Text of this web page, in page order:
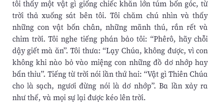
tôi thấy một vật gì giống chiếc khăn lớn túm bốn góc, từ
trời thả xuống sát bên tôi. Tôi chăm chú nhìn và thấy
những con vật bốn chân, những mãnh thú, rắn rết và
chim trời. Tôi nghe tiếng phán bảo tôi: “Phêrô, hãy chỗi
dậy giết mà ăn”. Tôi thưa: “Lạy Chúa, không được, vì con
không khi nào bỏ vào miệng con những đồ dơ nhớp hay
bẩn thỉu”. Tiếng từ trời nói lần thứ hai: “Vật gì Thiên Chúa
cho là sạch, ngươi đừng nói là dơ nhớp”. Ba lần xảy ra
như thế, và mọi sự lại được kéo lên trời.